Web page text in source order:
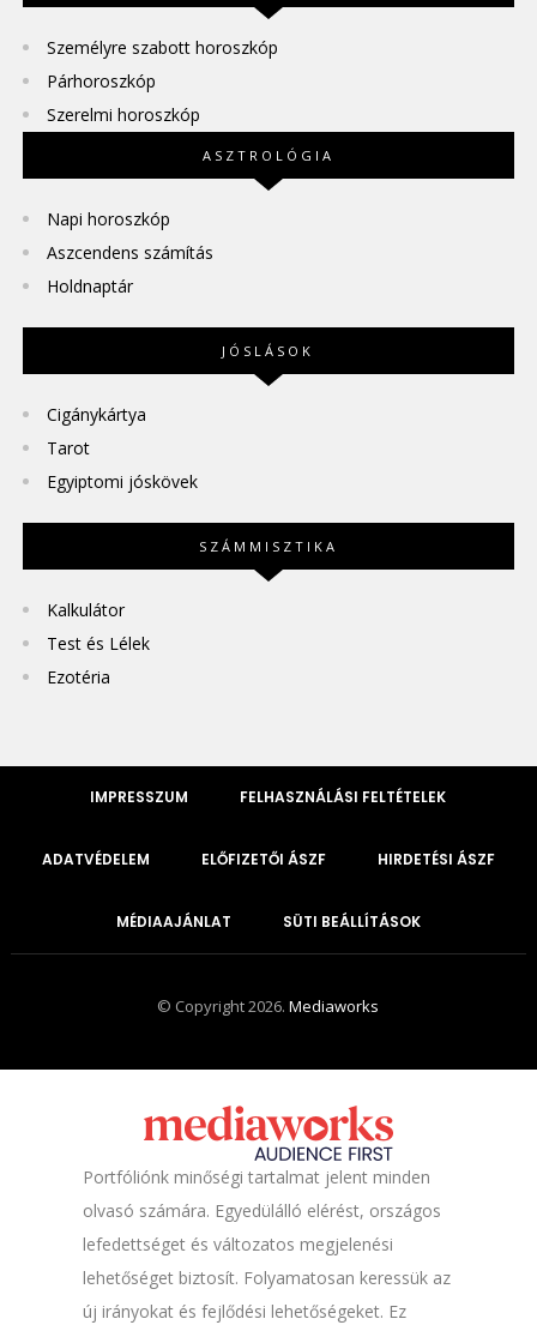
Személyre szabott horoszkóp
Párhoroszkóp
Szerelmi horoszkóp
ASZTROLÓGIA
Napi horoszkóp
Aszcendens számítás
Holdnaptár
JÓSLÁSOK
Cigánykártya
Tarot
Egyiptomi jóskövek
SZÁMMISZTIKA
Kalkulátor
Test és Lélek
Ezotéria
IMPRESSZUM FELHASZNÁLÁSI FELTÉTELEK
ADATVÉDELEM ELŐFIZETŐI ÁSZF HIRDETÉSI ÁSZF
MÉDIAAJÁNLAT SÜTI BEÁLLÍTÁSOK
© Copyright 2026.Mediaworks
Portfóliónk minőségi tartalmat jelent minden
olvasó számára. Egyedülálló elérést, országos
lefedettséget és változatos megjelenési
lehetőséget biztosít. Folyamatosan keressük az
új irányokat és fejlődési lehetőségeket. Ez